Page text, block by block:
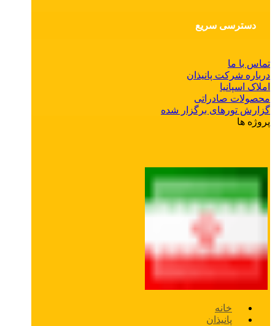
دسترسی سریع
تماس با ما
درباره شرکت پانیذان
املاک اسپانیا
محصولات صادراتی
گزارش تورهای برگزار شده
پروژه ها
خانه
پانیذان